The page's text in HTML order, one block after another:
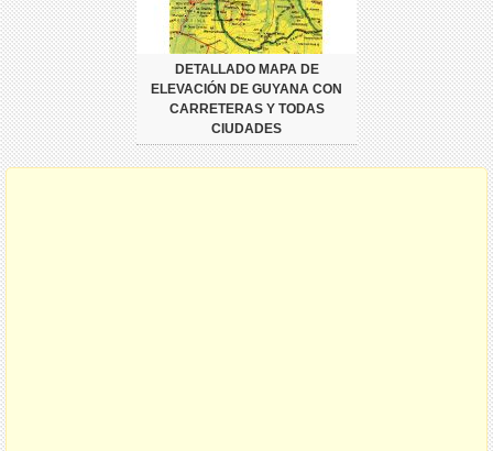
DETALLADO MAPA DE
ELEVACIÓN DE GUYANA CON
CARRETERAS Y TODAS
CIUDADES